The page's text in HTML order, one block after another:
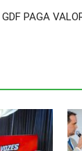
GDF PAGA